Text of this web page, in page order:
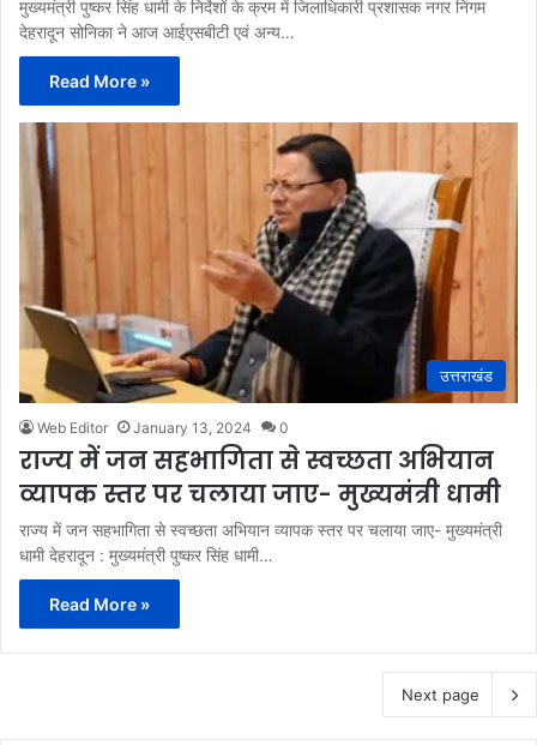
मुख्यमंत्री पुष्कर सिंह धामी के निर्देशों के क्रम में जिलाधिकारी प्रशासक नगर निगम
देहरादून सोनिका ने आज आईएसबीटी एवं अन्य…
Read More »
उत्तराखंड
Web Editor January 13, 2024 0
राज्य में जन सहभागिता से स्वच्छता अभियान
व्यापक स्तर पर चलाया जाए- मुख्यमंत्री धामी
राज्य में जन सहभागिता से स्वच्छता अभियान व्यापक स्तर पर चलाया जाए- मुख्यमंत्री
धामी देहरादून : मुख्यमंत्री पुष्कर सिंह धामी…
Read More »
Next page